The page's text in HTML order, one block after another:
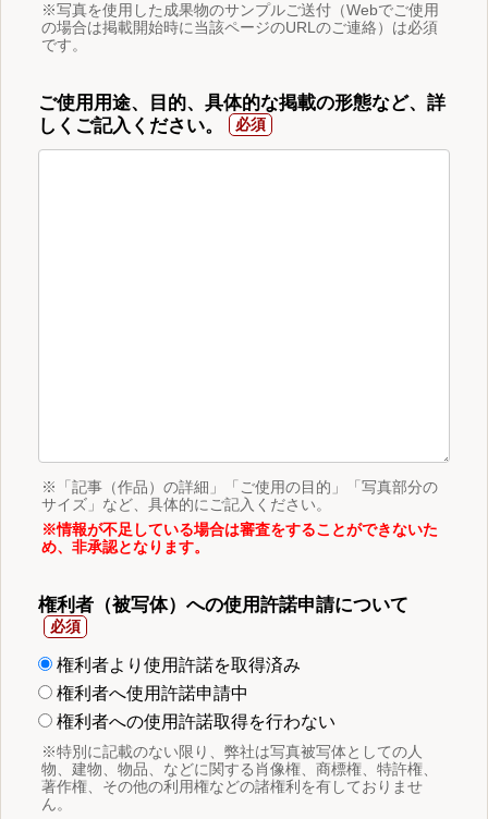
※写真を使用した成果物のサンプルご送付（Webでご使用
の場合は掲載開始時に当該ページのURLのご連絡）は必須
です。
ご使用用途、目的、具体的な掲載の形態など、詳
しくご記入ください。
※「記事（作品）の詳細」「ご使用の目的」「写真部分の
サイズ」など、具体的にご記入ください。
※情報が不足している場合は審査をすることができないた
め、非承認となります。
権利者（被写体）への使用許諾申請について
権利者より使用許諾を取得済み
権利者へ使用許諾申請中
権利者への使用許諾取得を行わない
※特別に記載のない限り、弊社は写真被写体としての人
物、建物、物品、などに関する肖像権、商標権、特許権、
著作権、その他の利用権などの諸権利を有しておりませ
ん。